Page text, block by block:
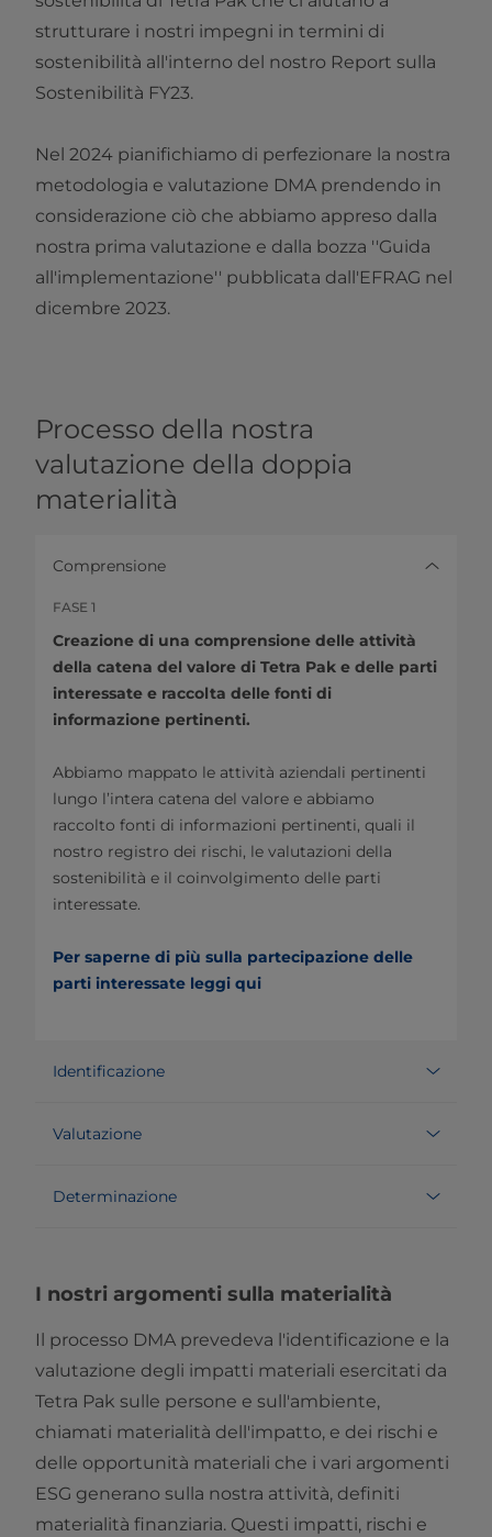
strutturare i nostri impegni in termini di
sostenibilità all'interno del nostro Report sulla
Sostenibilità FY23.
Nel 2024 pianifichiamo di perfezionare la nostra
metodologia e valutazione DMA prendendo in
considerazione ciò che abbiamo appreso dalla
nostra prima valutazione e dalla bozza ''Guida
all'implementazione'' pubblicata dall'EFRAG nel
dicembre 2023.
Processo della nostra
valutazione della doppia
materialità
Comprensione
FASE 1
Creazione di una comprensione delle attività
della catena del valore di Tetra Pak e delle parti
interessate e raccolta delle fonti di
informazione pertinenti.
Abbiamo mappato le attività aziendali pertinenti
lungo l’intera catena del valore e abbiamo
raccolto fonti di informazioni pertinenti, quali il
nostro registro dei rischi, le valutazioni della
sostenibilità e il coinvolgimento delle parti
interessate.
Per saperne di più sulla partecipazione delle
parti interessate leggi qui
Identificazione
Valutazione
Determinazione
I nostri argomenti sulla materialità
Il processo DMA prevedeva l'identificazione e la
valutazione degli impatti materiali esercitati da
Tetra Pak sulle persone e sull'ambiente,
chiamati materialità dell'impatto, e dei rischi e
delle opportunità materiali che i vari argomenti
ESG generano sulla nostra attività, definiti
materialità finanziaria. Questi impatti, rischi e